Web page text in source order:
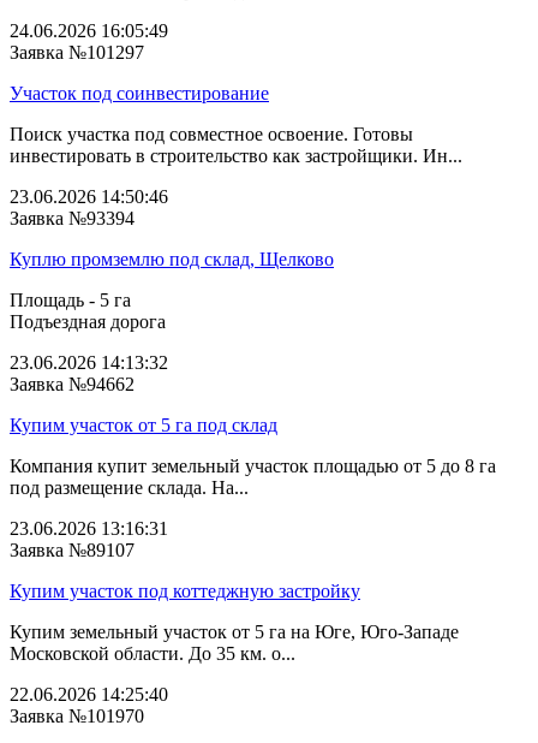
24.06.2026 16:05:49
Заявка №101297
Участок под соинвестирование
Поиск участка под совместное освоение. Готовы
инвестировать в строительство как застройщики. Ин...
23.06.2026 14:50:46
Заявка №93394
Куплю промземлю под склад, Щелково
Площадь - 5 га
Подъездная дорога
23.06.2026 14:13:32
Заявка №94662
Купим участок от 5 га под склад
Компания купит земельный участок площадью от 5 до 8 га
под размещение склада. На...
23.06.2026 13:16:31
Заявка №89107
Купим участок под коттеджную застройку
Купим земельный участок от 5 га на Юге, Юго-Западе
Московской области. До 35 км. о...
22.06.2026 14:25:40
Заявка №101970